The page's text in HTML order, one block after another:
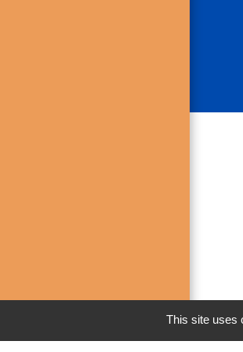
This site uses